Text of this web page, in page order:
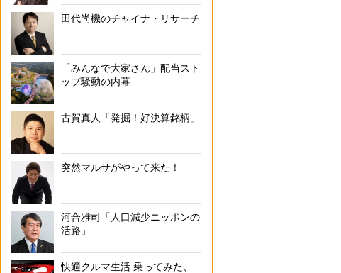
田代尚機のチャイナ・リサーチ
「みんなで大家さん」配当スト
ップ騒動の内幕
古賀真人「発掘！好決算銘柄」
突然マルサがやって来た！
河合雅司「人口減少ニッポンの
活路」
快適クルマ生活 乗ってみた、